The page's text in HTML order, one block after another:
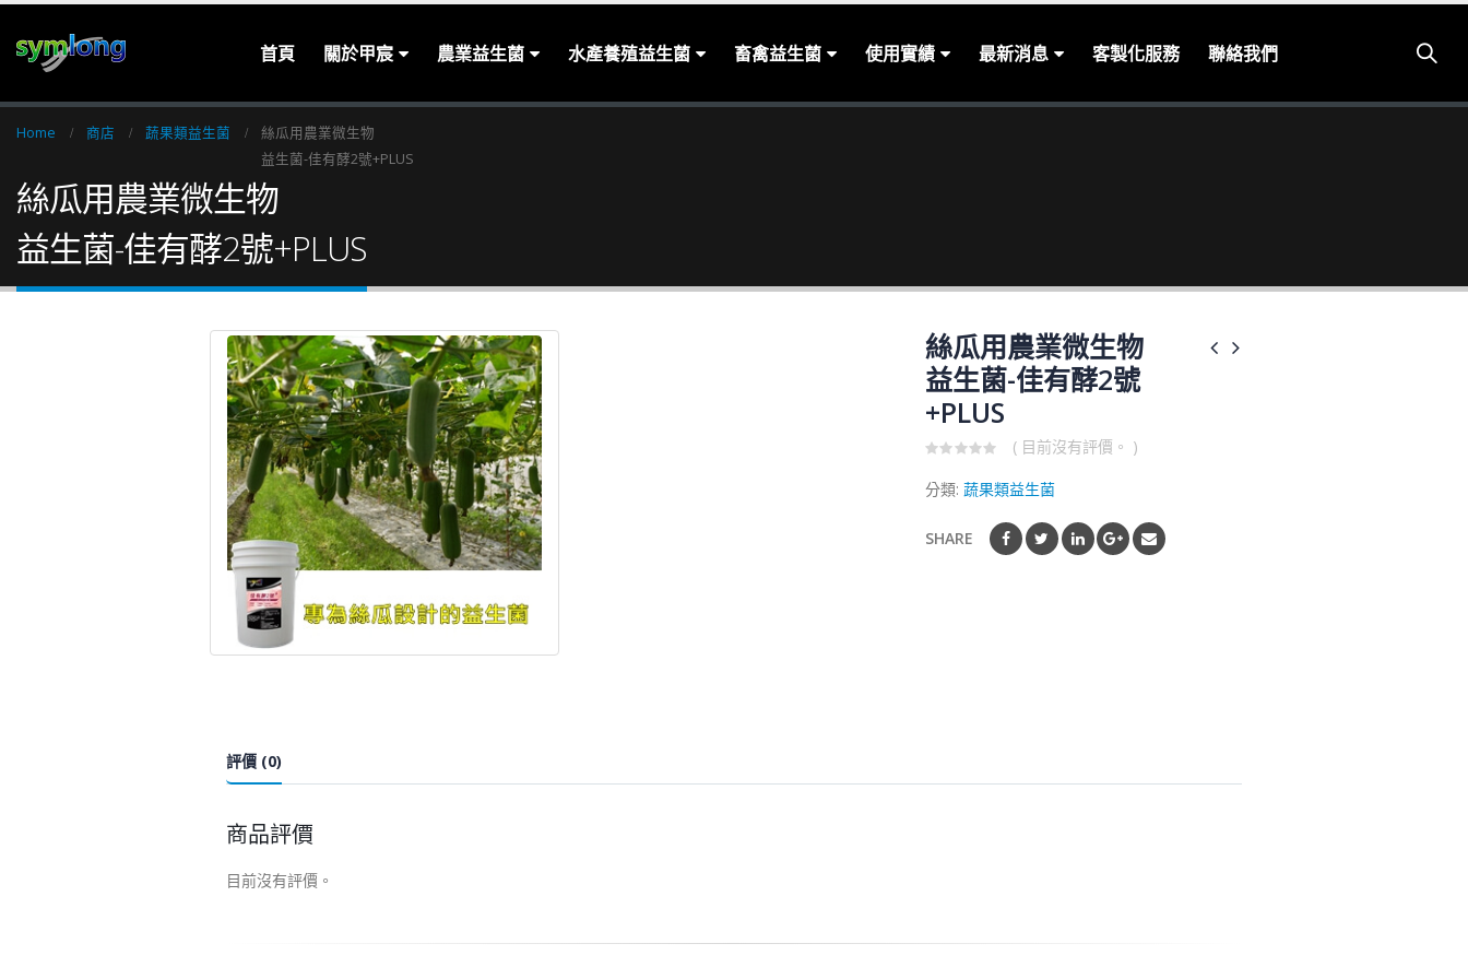
首頁 關於甲宸 農業益生菌 水產養殖益生菌 畜禽益生菌 使用實績 最新消息 客製化服務 聯絡我們
Home 商店 蔬果類益生菌
絲瓜用農業微生物
益生菌-佳有酵2號+PLUS
絲瓜用農業微生物
益生菌-佳有酵2號+PLUS
絲瓜用農業微生物
益生菌-佳有酵2號
+PLUS
out
of
( 目前沒有評價。 )
分類: 蔬果類益生菌
SHARE
評價 (0)
商品評價
目前沒有評價。